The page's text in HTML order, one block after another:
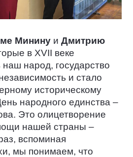
Минину и Дмитрию
в XVII веке
народ, государство
и стало
историческому
народного единства –
Это олицетворение
нашей страны –
вспоминая
мы понимаем, что